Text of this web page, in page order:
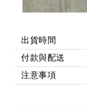
出貨時間
付款與配送
注意事項